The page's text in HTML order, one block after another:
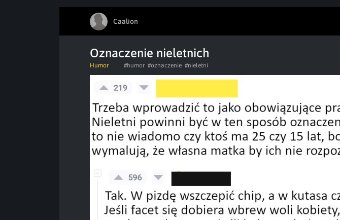
Caalion
Oznaczenie nieletnich
Humor #humor #oznaczenie #nieletni